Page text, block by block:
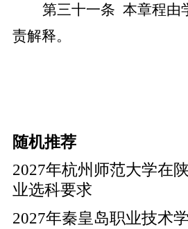
第三十一条 本章程由
责解释。
随机推荐
2027年杭州师范大学在
业选科要求
2027年秦皇岛职业技术